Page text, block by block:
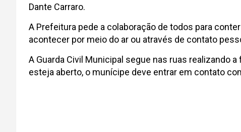
Dante Carraro.
A Prefeitura pede a colaboração de todos para
acontecer por meio do ar ou através de contato
A Guarda Civil Municipal segue nas ruas realizando
esteja aberto, o munícipe deve entrar em contato